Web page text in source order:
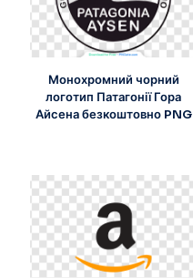
Монохромний чорний
логотип Патагонії Гора
Айсена безкоштовно PNG